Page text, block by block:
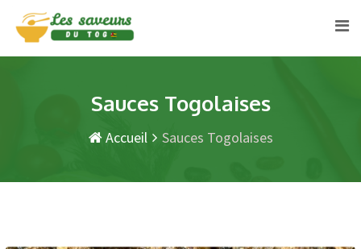
content
Sauces Togolaises
Accueil Sauces Togolaises